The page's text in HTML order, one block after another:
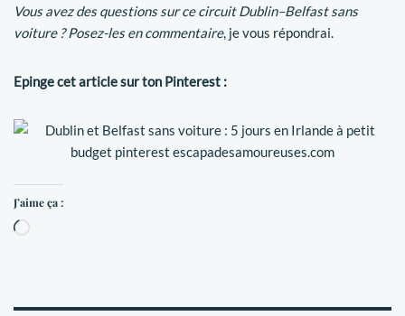
Vous avez des questions sur ce circuit Dublin–Belfast sans
voiture ? Posez-les en commentaire, je vous répondrai.
Epinge cet article sur ton Pinterest :
J’aime ça :